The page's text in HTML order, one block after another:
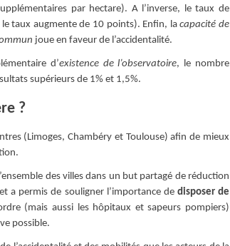
par hectare). A l’inverse, le taux de
taux augmente de 10 points). Enfin, lacapacité de
joue en faveur de l’accidentalité.
d’existence de l’observatoire, le nombre
supérieurs de 1% et 1,5%.
?
(Limoges, Chambéry et Toulouse) afin de mieux
des villes dans un but partagé de réduction
a permis de souligner l’importance de disposer de
(mais aussi les hôpitaux et sapeurs pompiers)
possible.